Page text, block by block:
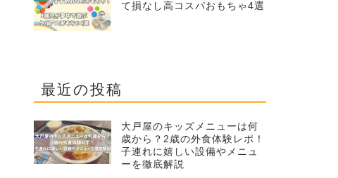
て損なし高コスパおもちゃ4選
最近の投稿
大戸屋のキッズメニューは何
歳から？2歳の外食体験レポ！
子連れに嬉しい設備やメニュ
ーを徹底解説